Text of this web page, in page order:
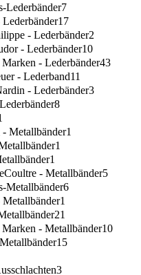
Lederbänder7
Lederbänder17
- Lederbänder2
- Lederbänder10
Marken - Lederbänder43
- Lederband11
- Lederbänder3
8
Metallbänder1
1
1
- Metallbänder5
Metallbänder6
Metallbänder1
21
Marken - Metallbänder10
15
3